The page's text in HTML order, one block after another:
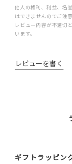
他人の権利、利益、名
はできませんのでご注
レビュー内容が不適切
います。
レビューを書く
ギフトラッピン